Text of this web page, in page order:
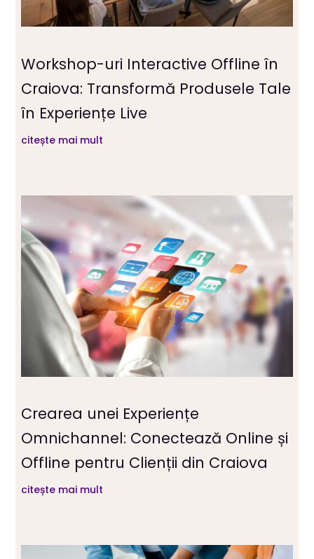
Workshop-uri Interactive Offline în
Craiova: Transformă Produsele Tale
în Experiențe Live
citește mai mult
Crearea unei Experiențe
Omnichannel: Conectează Online și
Offline pentru Clienții din Craiova
citește mai mult